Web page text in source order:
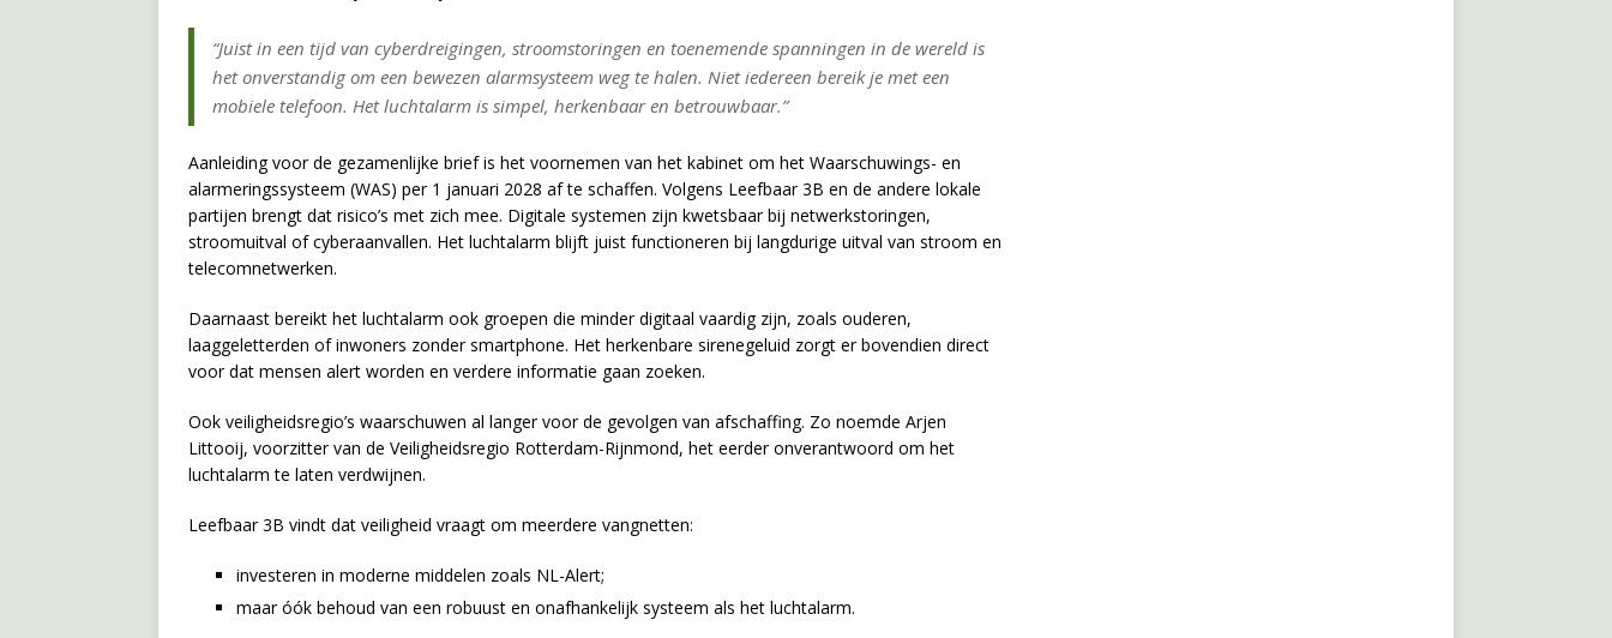
“Juist in een tijd van cyberdreigingen, stroomstoringen en toenemende spanningen in de wereld is
het onverstandig om een bewezen alarmsysteem weg te halen. Niet iedereen bereik je met een
mobiele telefoon. Het luchtalarm is simpel, herkenbaar en betrouwbaar.”
Aanleiding voor de gezamenlijke brief is het voornemen van het kabinet om het Waarschuwings- en
alarmeringssysteem (WAS) per 1 januari 2028 af te schaffen. Volgens Leefbaar 3B en de andere lokale
partijen brengt dat risico’s met zich mee. Digitale systemen zijn kwetsbaar bij netwerkstoringen,
stroomuitval of cyberaanvallen. Het luchtalarm blijft juist functioneren bij langdurige uitval van stroom en
telecomnetwerken.
Daarnaast bereikt het luchtalarm ook groepen die minder digitaal vaardig zijn, zoals ouderen,
laaggeletterden of inwoners zonder smartphone. Het herkenbare sirenegeluid zorgt er bovendien direct
voor dat mensen alert worden en verdere informatie gaan zoeken.
Ook veiligheidsregio’s waarschuwen al langer voor de gevolgen van afschaffing. Zo noemde Arjen
Littooij, voorzitter van de Veiligheidsregio Rotterdam-Rijnmond, het eerder onverantwoord om het
luchtalarm te laten verdwijnen.
Leefbaar 3B vindt dat veiligheid vraagt om meerdere vangnetten:
investeren in moderne middelen zoals NL-Alert;
maar óók behoud van een robuust en onafhankelijk systeem als het luchtalarm.